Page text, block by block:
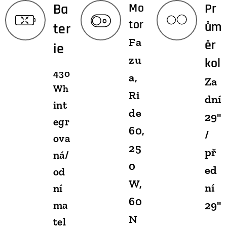
Ba
ter
ie
430
Wh
int
egr
ova
ná/
od
ní
ma
tel
Mo
tor
Fa
zu
a,
Ri
de
60,
25
0
W,
60
N
Pr
ům
ěr
kol
Za
dní
29"
/
př
ed
ní
29"